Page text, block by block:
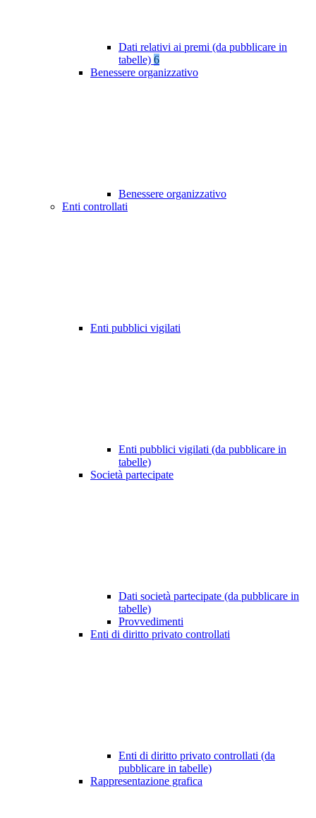
Dati relativi ai premi (da pubblicare in
tabelle) 6
Benessere organizzativo
Benessere organizzativo
Enti controllati
Enti pubblici vigilati
Enti pubblici vigilati (da pubblicare in
tabelle)
Società partecipate
Dati società partecipate (da pubblicare in
tabelle)
Provvedimenti
Enti di diritto privato controllati
Enti di diritto privato controllati (da
pubblicare in tabelle)
Rappresentazione grafica